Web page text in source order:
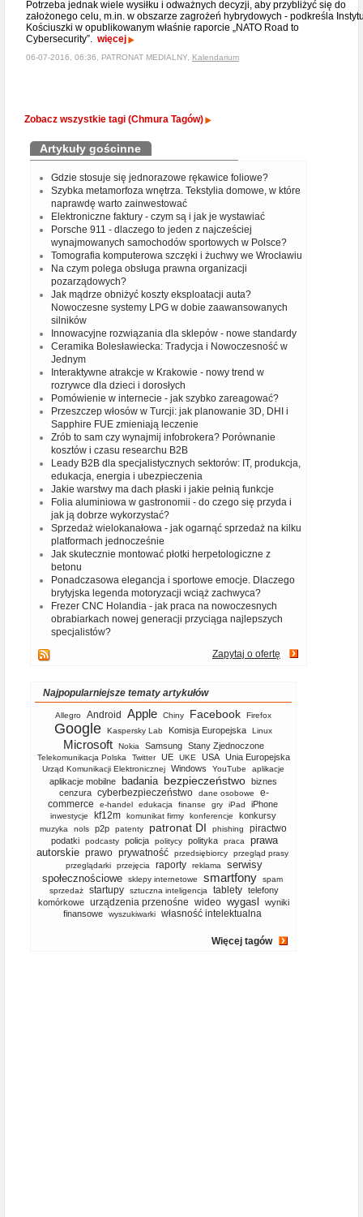
Potrzeba jednak wiele wysiłku i odważnych decyzji, aby przybliżyć się do
założonego celu, m.in. w obszarze zagrożeń hybrydowych - podkreśla
Kościuszki w opublikowanym właśnie raporcie „NATO Road to
Cybersecurity”. więcej
06-07-2016, 06:36, PATRONAT MEDIALNY, Kalendarium
Zobacz wszystkie tagi (Chmura Tagów)
Artykuły gościnne
Gdzie stosuje się jednorazowe rękawice foliowe?
Szybka metamorfoza wnętrza. Tekstylia domowe, w które
naprawdę warto zainwestować
Elektroniczne faktury - czym są i jak je wystawiać
Porsche 911 - dlaczego to jeden z najcześciej
wynajmowanych samochodów sportowych w Polsce?
Tomografia komputerowa szczęki i żuchwy we Wrocławiu
Na czym polega obsługa prawna organizacji
pozarządowych?
Jak mądrze obniżyć koszty eksploatacji auta?
Nowoczesne systemy LPG w dobie zaawansowanych
silników
Innowacyjne rozwiązania dla sklepów - nowe standardy
Ceramika Bolesławiecka: Tradycja i Nowoczesność w
Jednym
Interaktywne atrakcje w Krakowie - nowy trend w
rozrywce dla dzieci i dorosłych
Pomówienie w internecie - jak szybko zareagować?
Przeszczep włosów w Turcji: jak planowanie 3D, DHI i
Sapphire FUE zmieniają leczenie
Zrób to sam czy wynajmij infobrokera? Porównanie
kosztów i czasu researchu B2B
Leady B2B dla specjalistycznych sektorów: IT, produkcja,
edukacja, energia i ubezpieczenia
Jakie warstwy ma dach płaski i jakie pełnią funkcje
Folia aluminiowa w gastronomii - do czego się przyda i
jak ją dobrze wykorzystać?
Sprzedaż wielokanałowa - jak ogarnąć sprzedaż na kilku
platformach jednocześnie
Jak skutecznie montować płotki herpetologiczne z
betonu
Ponadczasowa elegancja i sportowe emocje. Dlaczego
brytyjska legenda motoryzacji wciąż zachwyca?
Frezer CNC Holandia - jak praca na nowoczesnych
obrabiarkach nowej generacji przyciąga najlepszych
specjalistów?
Zapytaj o ofertę
Najpopularniejsze tematy artykułów
Allegro Android Apple Chiny Facebook Firefox
Google Kaspersky Lab Komisja Europejska Linux
Microsoft Nokia Samsung Stany Zjednoczone
Telekomunikacja Polska Twitter UE UKE USA Unia Europejska
Urząd Komunikacji Elektronicznej Windows YouTube aplikacje
aplikacje mobilne badania bezpieczeństwo biznes
cenzura cyberbezpieczeństwo dane osobowe
e-
commerce
e-handel edukacja finanse gry iPad iPhone
inwestycje kf12m komunikat firmy konferencje konkursy
muzyka nols p2p patenty patronat DI phishing piractwo
podatki podcasty policja politycy polityka praca
prawa
autorskie prawo prywatność przedsiębiorcy
przegląd prasy
przeglądarki
przejęcia raporty reklama
serwisy
społecznościowe
sklepy internetowe smartfony
spam
sprzedaż
startupy sztuczna inteligencja tablety telefony
komórkowe
urządzenia przenośne wideo wygasl
wyniki
finansowe
wyszukiwarki własność intelektualna
Więcej tagów